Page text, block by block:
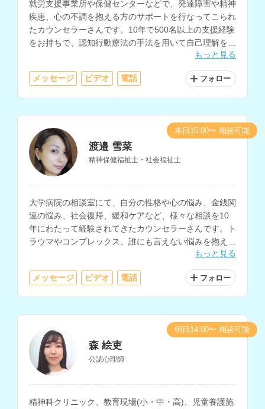
就労支援事業所や保健センターなどで、発達障害や精神
疾患、心の不調を抱える方のサポートを行なってこられ
たカウンセラーさんです。10年で500名以上の支援経験
をお持ちで、認知行動療法の手法を用いて自己理解を深
めるサポートやセルフケアに関する相談にも対応されて
もっと見る
メッセージ ビデオ 電話 フォロー
渡邉 雪菜
精神保健福祉士・社会福祉士
大学病院の相談室にて、自分の性格や心の悩み、金銭関
連の悩み、社会復帰、緩和ケアなど、様々な相談を10
年にわたって経験されてきたカウンセラーさんです。ト
ラウマやコンプレックス、誰にも言えない悩みを抱えて
もっと見る
メッセージ ビデオ 電話 フォロー
本日15:00〜 相談可能
森 絵吏
公認心理師
精神科クリニック、教育現場(小・中・高)、児童養護施
明日14:00〜 相談可能